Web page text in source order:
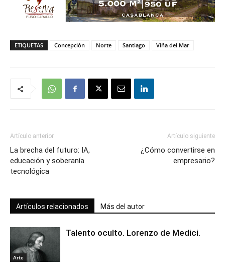
ETIQUETAS Concepción Norte Santiago Viña del Mar
Artículo anterior
La brecha del futuro: IA,
educación y soberanía
tecnológica
Artículo siguiente
¿Cómo convertirse en
empresario?
Artículos relacionados Más del autor
Arte
Talento oculto. Lorenzo de Medici.